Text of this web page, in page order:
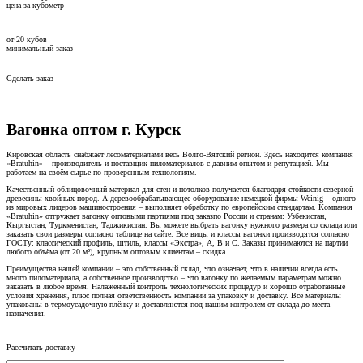
цена за кубометр
от20 кубов
минимальный заказ
Сделать заказ
Вагонка оптом г. Курск
Кировская область снабжает лесоматериалами весь Волго-Вятский регион. Здесь находится компания
«Bratuhin» – производитель и поставщик пиломатериалов с давним опытом и репутацией. Мы
работаем на своём сырье по проверенным технологиям.
Качественный облицовочный материал для стен и потолков получается благодаря стойкости северной
древесины хвойных пород. А деревообрабатывающее оборудование немецкой фирмы Weinig – одного
из мировых лидеров машиностроения – выполняет обработку по европейским стандартам. Компания
«Bratuhin» отгружает вагонку оптовыми партиями под заказпо России и странам: Узбекистан,
Кыргыстан, Туркменистан, Таджикистан. Вы можете выбрать вагонку нужного размера со склада или
заказать свои размеры согласно таблице на сайте. Все виды и классы вагонки производятся согласно
ГОСТу: классический профиль, штиль, классы «Экстра», А, В и С. Заказы принимаются на партии
любого объёма (от 20 м³), крупным оптовым клиентам – скидка.
Преимущества нашей компании – это собственный склад, что означает, что в наличии всегда есть
много пиломатериала, а собственное производство – что вагонку по желаемым параметрам можно
заказать в любое время. Налаженный контроль технологических процедур и хорошо отработанные
условия хранения, плюс полная ответственность компании за упаковку и доставку. Все материалы
упакованы в термоусадочную плёнку и доставляются под нашим контролем от склада до места
назначения.
Рассчитать доставку